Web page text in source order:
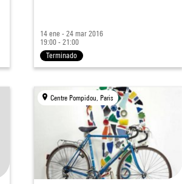
14 ene - 24 mar 2016
19:00 - 21:00
Terminado
Centre Pompidou, Paris